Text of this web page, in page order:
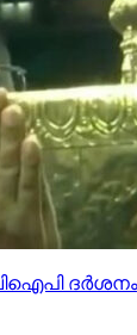
വിഐപി